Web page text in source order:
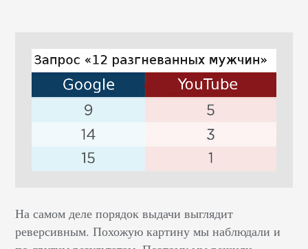
На самом деле порядок выдачи выглядит
реверсивным. Похожую картину мы наблюдали и